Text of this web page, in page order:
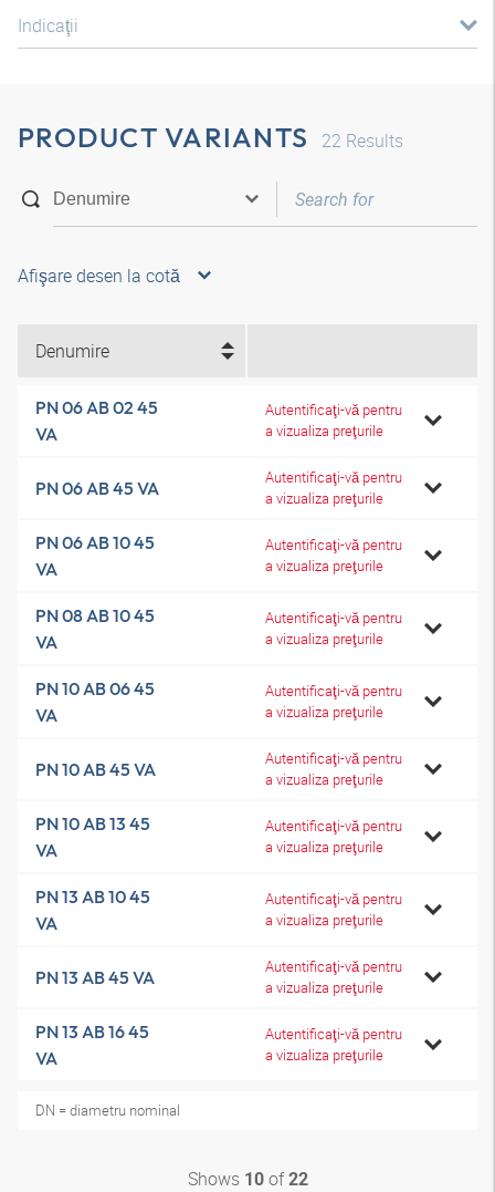
Indicaţii
PRODUCT VARIANTS 22 Results
Afişare desen la cotă
Denumire
PN 06 AB 02 45
VA
Autentificaţi-vă pentru
a vizualiza preţurile
PN 06 AB 45 VA
Autentificaţi-vă pentru
a vizualiza preţurile
PN 06 AB 10 45
VA
Autentificaţi-vă pentru
a vizualiza preţurile
PN 08 AB 10 45
VA
Autentificaţi-vă pentru
a vizualiza preţurile
PN 10 AB 06 45
VA
Autentificaţi-vă pentru
a vizualiza preţurile
PN 10 AB 45 VA
Autentificaţi-vă pentru
a vizualiza preţurile
PN 10 AB 13 45
VA
Autentificaţi-vă pentru
a vizualiza preţurile
PN 13 AB 10 45
VA
Autentificaţi-vă pentru
a vizualiza preţurile
PN 13 AB 45 VA
Autentificaţi-vă pentru
a vizualiza preţurile
PN 13 AB 16 45
VA
Autentificaţi-vă pentru
a vizualiza preţurile
DN = diametru nominal
Shows 10of22